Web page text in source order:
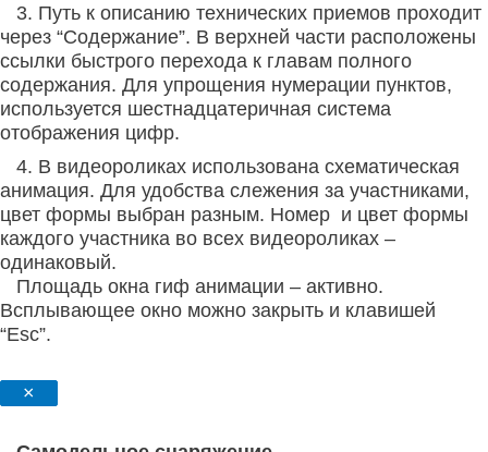
3. Путь к описанию технических приемов проходит
через “Содержание”. В верхней части расположены
ссылки быстрого перехода к главам полного
содержания. Для упрощения нумерации пунктов,
используется шестнадцатеричная система
отображения цифр.
4. В видеороликах использована схематическая
анимация. Для удобства слежения за участниками,
цвет формы выбран разным. Номер и цвет формы
каждого участника во всех видеороликах –
одинаковый.
Площадь окна гиф анимации – активно.
Всплывающее окно можно закрыть и клавишей
“Esc”.
×